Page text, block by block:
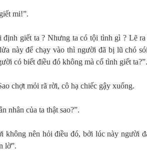
mi!”.
định giết ta ? Nhưng ta có tội tình gì ? Lẽ
này để chạy vào thì người đã bị lũ chó
có biết điều đó không mà cố tình giết ta?”.
chợt mỏi rã rời, cô hạ chiếc gậy xuống.
nhân của ta thật sao?”.
không nên hỏi điều đó, bởi lúc này người
lờ”.